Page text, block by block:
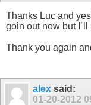
Thanks Luc and
goin out now but
Thank you again
alex said:
01-20-2012